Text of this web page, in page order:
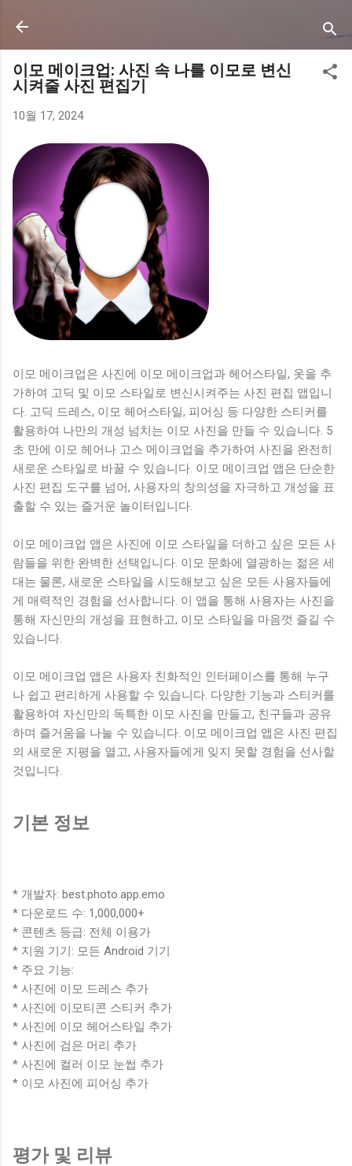
이모 메이크업: 사진 속 나를 이모로 변신
시켜줄 사진 편집기
10월 17, 2024
이모 메이크업은 사진에 이모 메이크업과 헤어스타일, 옷을 추
가하여 고딕 및 이모 스타일로 변신시켜주는 사진 편집 앱입니
다. 고딕 드레스, 이모 헤어스타일, 피어싱 등 다양한 스티커를
활용하여 나만의 개성 넘치는 이모 사진을 만들 수 있습니다. 5
초 만에 이모 헤어나 고스 메이크업을 추가하여 사진을 완전히
새로운 스타일로 바꿀 수 있습니다. 이모 메이크업 앱은 단순한
사진 편집 도구를 넘어, 사용자의 창의성을 자극하고 개성을 표
출할 수 있는 즐거운 놀이터입니다.
이모 메이크업 앱은 사진에 이모 스타일을 더하고 싶은 모든 사
람들을 위한 완벽한 선택입니다. 이모 문화에 열광하는 젊은 세
대는 물론, 새로운 스타일을 시도해보고 싶은 모든 사용자들에
게 매력적인 경험을 선사합니다. 이 앱을 통해 사용자는 사진을
통해 자신만의 개성을 표현하고, 이모 스타일을 마음껏 즐길 수
있습니다.
이모 메이크업 앱은 사용자 친화적인 인터페이스를 통해 누구
나 쉽고 편리하게 사용할 수 있습니다. 다양한 기능과 스티커를
활용하여 자신만의 독특한 이모 사진을 만들고, 친구들과 공유
하며 즐거움을 나눌 수 있습니다. 이모 메이크업 앱은 사진 편집
의 새로운 지평을 열고, 사용자들에게 잊지 못할 경험을 선사할
것입니다.
기본 정보
* 개발자: best.photo.app.emo
* 다운로드 수: 1,000,000+
* 콘텐츠 등급: 전체 이용가
* 지원 기기: 모든 Android 기기
* 주요 기능:
* 사진에 이모 드레스 추가
* 사진에 이모티콘 스티커 추가
* 사진에 이모 헤어스타일 추가
* 사진에 검은 머리 추가
* 사진에 컬러 이모 눈썹 추가
* 이모 사진에 피어싱 추가
평가 및 리뷰